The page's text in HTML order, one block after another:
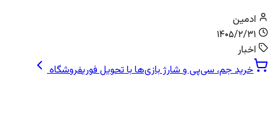
ادمین
۱۴۰۵/۲/۳۱
اخبار
خرید جم، سی‌پی و شارژ بازی‌ها با تحویل فوریفروشگاه